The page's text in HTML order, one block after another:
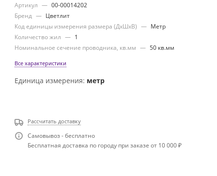
Артикул — 00-00014202
Бренд — Цветлит
Код единицы измерения размера (ДхШхВ) — Метр
Количество жил — 1
Номинальное сечение проводника, кв.мм — 50 кв.мм
Все характеристики
Единица измерения: метр
Рассчитать доставку
Самовывоз - бесплатно
Бесплатная доставка по городу при заказе от 10 000 ₽